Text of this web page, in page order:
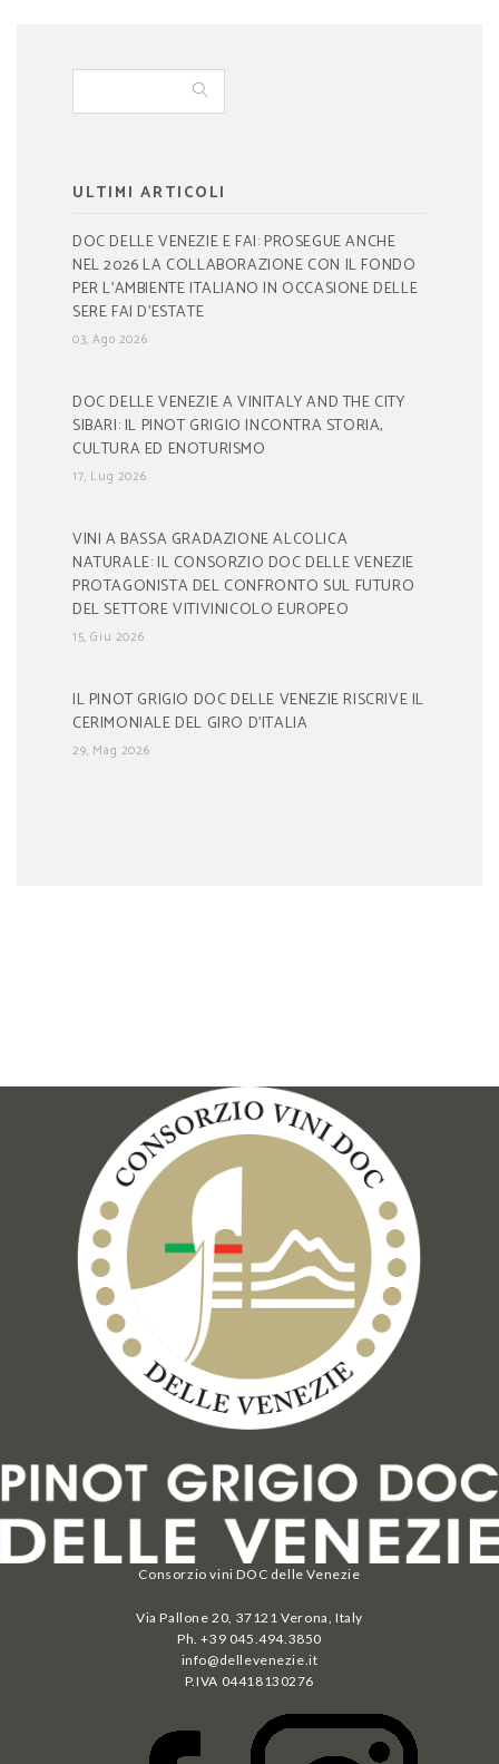
ULTIMI ARTICOLI
DOC DELLE VENEZIE E FAI: PROSEGUE ANCHE
NEL 2026 LA COLLABORAZIONE CON IL FONDO
PER L’AMBIENTE ITALIANO IN OCCASIONE DELLE
SERE FAI D’ESTATE
03, Ago 2026
DOC DELLE VENEZIE A VINITALY AND THE CITY
SIBARI: IL PINOT GRIGIO INCONTRA STORIA,
CULTURA ED ENOTURISMO
17, Lug 2026
VINI A BASSA GRADAZIONE ALCOLICA
NATURALE: IL CONSORZIO DOC DELLE VENEZIE
PROTAGONISTA DEL CONFRONTO SUL FUTURO
DEL SETTORE VITIVINICOLO EUROPEO
15, Giu 2026
IL PINOT GRIGIO DOC DELLE VENEZIE RISCRIVE IL
CERIMONIALE DEL GIRO D’ITALIA
29, Mag 2026
Consorzio vini DOC delle Venezie
Via Pallone 20, 37121 Verona, Italy
Ph. +39 045.494.3850
info@dellevenezie.it
P.IVA 04418130276